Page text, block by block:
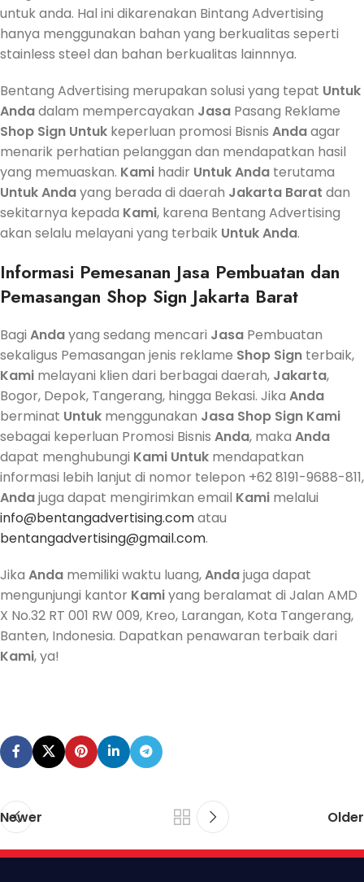
untuk anda. Hal ini dikarenakan Bintang Advertising
hanya menggunakan bahan yang berkualitas seperti
stainless steel dan bahan berkualitas lainnnya.
Bentang Advertising merupakan solusi yang tepat Untuk
Andadalam mempercayakan Jasa Pasang Reklame
Shop Sign Untuk keperluan promosi Bisnis Andaagar
menarik perhatian pelanggan dan mendapatkan hasil
yang memuaskan. Kami hadir UntukAnda terutama
UntukAndayang berada di daerah Jakarta Barat dan
sekitarnya kepada Kami, karena Bentang Advertising
akan selalu melayani yang terbaik UntukAnda.
Informasi Pemesanan Jasa Pembuatan dan
Pemasangan Shop Sign Jakarta Barat
Bagi Andayang sedang mencari Jasa Pembuatan
sekaligus Pemasangan jenis reklame Shop Sign terbaik,
Kami melayani klien dari berbagai daerah, Jakarta,
Bogor, Depok, Tangerang, hingga Bekasi. Jika Anda
berminat Untuk menggunakan Jasa Shop Sign Kami
sebagai keperluan Promosi Bisnis Anda, maka Anda
dapat menghubungi Kami Untuk mendapatkan
informasi lebih lanjut di nomor telepon +62 8191-9688-811,
Andajuga dapat mengirimkan email Kami melalui
info@bentangadvertising.comatau
bentangadvertising@gmail.com.
Jika Anda memiliki waktu luang,Andajuga dapat
mengunjungi kantor Kamiyang beralamat di Jalan AMD
X No.32 RT 001 RW 009, Kreo, Larangan, Kota Tangerang,
Banten, Indonesia. Dapatkan penawaran terbaik dari
Kami, ya!
Newer Older